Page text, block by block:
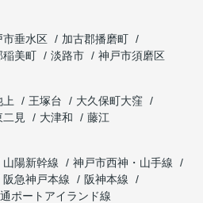
市垂水区
加古郡播磨町
稲美町 淡路市
神戸市須磨区
上 王塚台
大久保町大窪
二見 大津和
藤江
山陽新幹線
神戸市西神・山手線
阪急神戸本線
阪神本線
ポートアイランド線